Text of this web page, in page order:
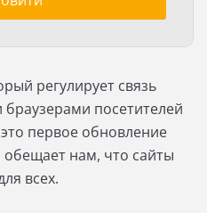
регулирует связь
посетителей
первое обновление
обещает нам, что сайты
всех.